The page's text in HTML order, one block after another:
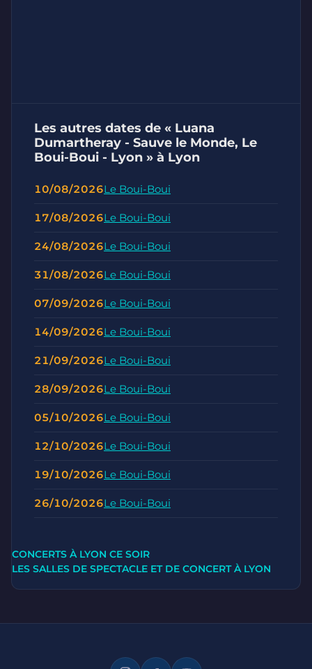
Les autres dates de « Luana
Dumartheray - Sauve le Monde, Le
Boui-Boui - Lyon » à Lyon
10/08/2026Le Boui-Boui
17/08/2026Le Boui-Boui
24/08/2026Le Boui-Boui
31/08/2026Le Boui-Boui
07/09/2026Le Boui-Boui
14/09/2026Le Boui-Boui
21/09/2026Le Boui-Boui
28/09/2026Le Boui-Boui
05/10/2026Le Boui-Boui
12/10/2026Le Boui-Boui
19/10/2026Le Boui-Boui
26/10/2026Le Boui-Boui
CONCERTS À LYON CE SOIR
LES SALLES DE SPECTACLE ET DE CONCERT À LYON